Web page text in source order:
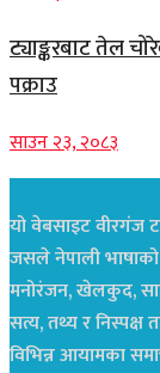
ट्याङ्करबाट तेल
पक्राउ
साउन २३, २०८३
यो वेबसाइट वीरगंज
जसले नेपाली भाषाको
मनोरंजन, खेलकुद,
सत्य, तथ्य र निस्पक्ष
विभिन्न आयामका